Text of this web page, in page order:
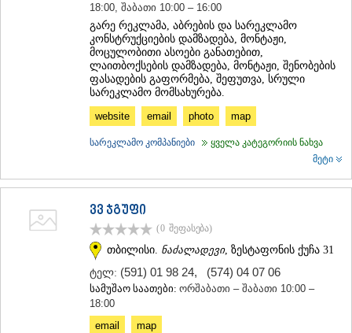
ᲓᲔᲓᲝᲤᲚᲘᲡᲬᲧᲐᲠᲝ
ᲓᲣᲨᲔᲗᲘ
ᲛᲪᲮᲔᲗᲐ
ᲡᲢᲔᲤᲐᲜᲬᲛᲘᲜᲓᲐ (ᲧᲐᲖᲑᲔᲒᲘ)
ᲠᲐᲭᲐ-ᲚᲔᲩᲮᲣᲛᲘ/ᲥᲕᲔᲛᲝ ᲡᲕᲐᲜᲔᲗᲘ
ᲐᲛᲑᲠᲝᲚᲐᲣᲠᲘ
18:00, შაბათი 10:00 – 16:00
გარე რეკლამა, აბრების და სარეკლამო
კონსტრუქციების დამზადება, მონტაჟი,
მოცულობითი ასოები განათებით,
ლაითბოქსების დამზადება, მონტაჟი, შენობების
ფასადების გაფორმება, შეფუთვა, სრული
სარეკლამო მომსახურება.
website
email photo map
სარეკლამო კომპანიები
ყველა კატეგორიის ნახვა
მეტი
ვვ ჯგუფი
(0 შეფასება)
თბილისი. ნაძალადევი, ზესტაფონის ქუჩა 31
ტელ: (591) 01 98 24, (574) 04 07 06
სამუშაო საათები: ორშაბათი – შაბათი 10:00 –
18:00
email
map